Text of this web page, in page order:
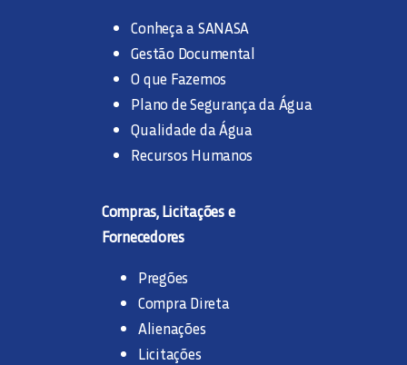
Conheça a SANASA
Gestão Documental
O que Fazemos
Plano de Segurança da Água
Qualidade da Água
Recursos Humanos
Compras, Licitações e
Fornecedores
Pregões
Compra Direta
Alienações
Licitações